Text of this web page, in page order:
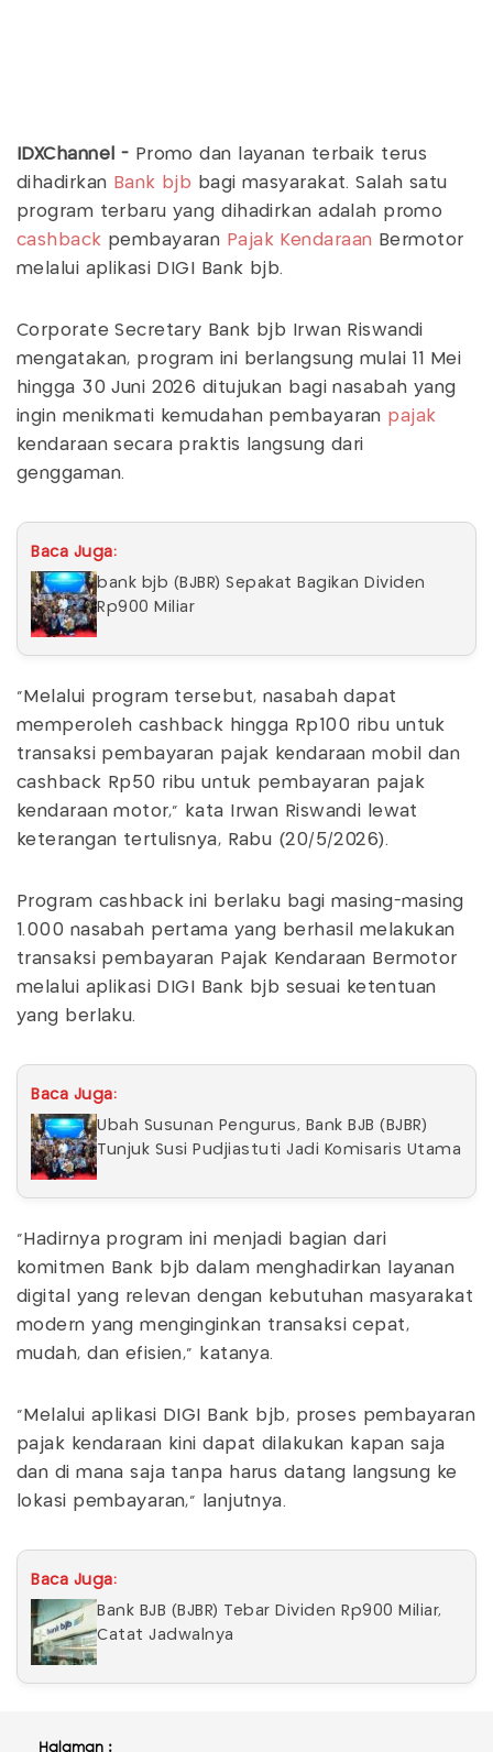
IDXChannel - Promo dan layanan terbaik terus
dihadirkan Bank bjb bagi masyarakat. Salah satu
program terbaru yang dihadirkan adalah promo
cashback pembayaran Pajak Kendaraan Bermotor
melalui aplikasi DIGI Bank bjb.
Corporate Secretary Bank bjb Irwan Riswandi
mengatakan, program ini berlangsung mulai 11 Mei
hingga 30 Juni 2026 ditujukan bagi nasabah yang
ingin menikmati kemudahan pembayaran pajak
kendaraan secara praktis langsung dari
genggaman.
Baca Juga:
bank bjb (BJBR) Sepakat Bagikan Dividen
Rp900 Miliar
"Melalui program tersebut, nasabah dapat
memperoleh cashback hingga Rp100 ribu untuk
transaksi pembayaran pajak kendaraan mobil dan
cashback Rp50 ribu untuk pembayaran pajak
kendaraan motor," kata Irwan Riswandi lewat
keterangan tertulisnya, Rabu (20/5/2026).
Program cashback ini berlaku bagi masing-masing
1.000 nasabah pertama yang berhasil melakukan
transaksi pembayaran Pajak Kendaraan Bermotor
melalui aplikasi DIGI Bank bjb sesuai ketentuan
yang berlaku.
Baca Juga:
Ubah Susunan Pengurus, Bank BJB (BJBR)
Tunjuk Susi Pudjiastuti Jadi Komisaris Utama
"Hadirnya program ini menjadi bagian dari
komitmen Bank bjb dalam menghadirkan layanan
digital yang relevan dengan kebutuhan masyarakat
modern yang menginginkan transaksi cepat,
mudah, dan efisien," katanya.
"Melalui aplikasi DIGI Bank bjb, proses pembayaran
pajak kendaraan kini dapat dilakukan kapan saja
dan di mana saja tanpa harus datang langsung ke
lokasi pembayaran," lanjutnya.
Baca Juga:
Bank BJB (BJBR) Tebar Dividen Rp900 Miliar,
Catat Jadwalnya
Halaman :